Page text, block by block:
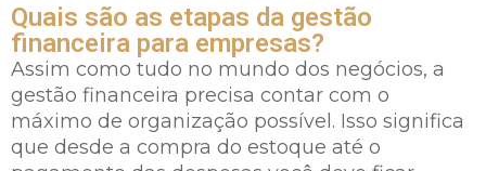
Quais são as etapas da gestão
financeira para empresas?
Assim como tudo no mundo dos negócios, a
gestão financeira precisa contar com o
máximo de organização possível. Isso significa
que desde a compra do estoque até o